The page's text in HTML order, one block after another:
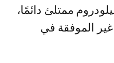
ممتلئ دائمًا،
الموفقة في